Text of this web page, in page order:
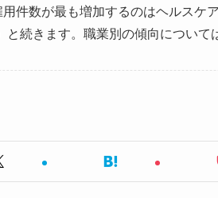
件数が最も増加するのはヘルスケ
続きます。職業別の傾向について